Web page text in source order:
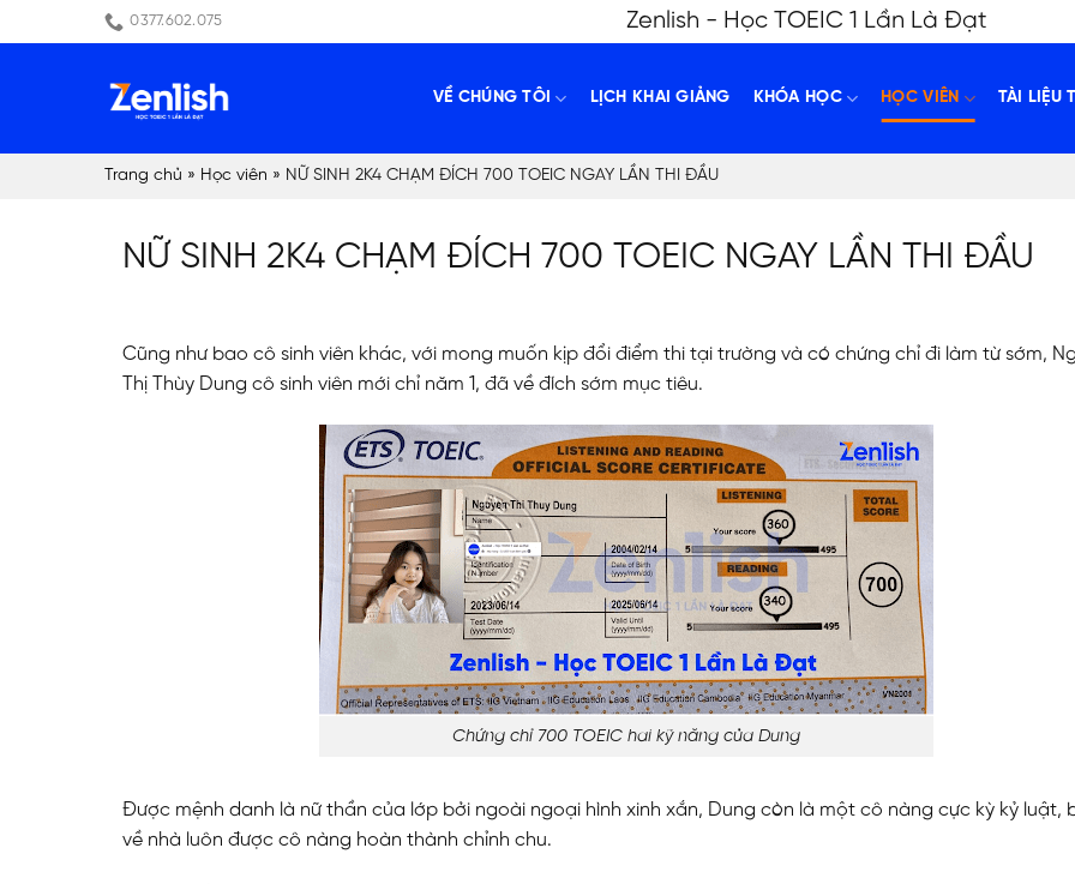
to
0377.602.075 Zenlish - Học TOEIC 1 Lần Là Đạt
VỀ CHÚNG TÔI LỊCH KHAI GIẢNG KHÓA HỌC HỌC VIÊN TÀI LIỆU
Trang chủ » Học viên » NỮ SINH 2K4 CHẠM ĐÍCH 700 TOEIC NGAY LẦN THI ĐẦU
NỮ SINH 2K4 CHẠM ĐÍCH 700 TOEIC NGAY LẦN THI ĐẦU
Cũng như bao cô sinh viên khác, với mong muốn kịp đổi điểm thi tại trường và có chứng chỉ đi làm từ sớm,
Thị Thùy Dung cô sinh viên mới chỉ năm 1, đã về đích sớm mục tiêu.
Chứng chỉ 700 TOEIC hai kỹ năng của Dung
Được mệnh danh là nữ thần của lớp bởi ngoài ngoại hình xinh xắn, Dung còn là một cô nàng cực kỳ kỷ luật,
về nhà luôn được cô nàng hoàn thành chỉnh chu.